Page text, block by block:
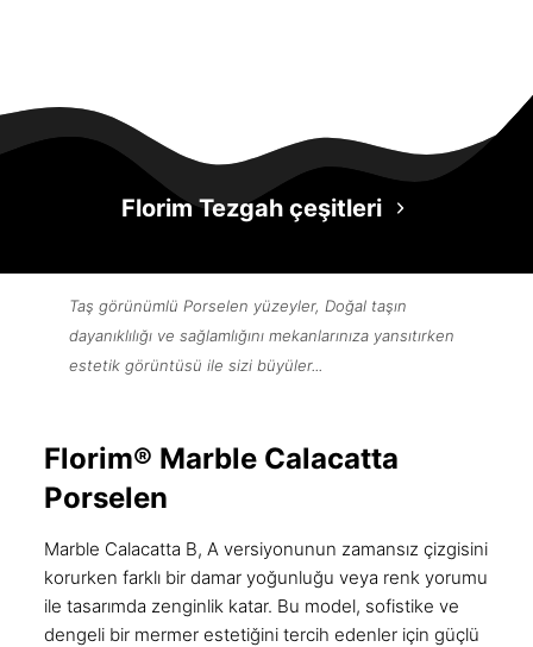
Florim Tezgah çeşitleri
Taş görünümlü Porselen yüzeyler, Doğal taşın
dayanıklılığı ve sağlamlığını mekanlarınıza yansıtırken
estetik görüntüsü ile sizi büyüler...
Florim® Marble Calacatta
Porselen
Marble Calacatta B, A versiyonunun zamansız çizgisini
korurken farklı bir damar yoğunluğu veya renk yorumu
ile tasarımda zenginlik katar. Bu model, sofistike ve
dengeli bir mermer estetiğini tercih edenler için güçlü